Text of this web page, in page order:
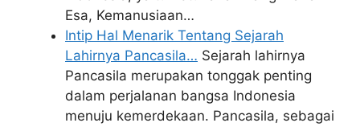
Esa, Kemanusiaan…
Intip Hal Menarik Tentang Sejarah
Lahirnya Pancasila… Sejarah lahirnya
Pancasila merupakan tonggak penting
dalam perjalanan bangsa Indonesia
menuju kemerdekaan. Pancasila, sebagai